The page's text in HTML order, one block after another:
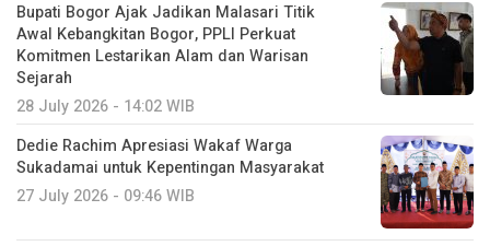
Bupati Bogor Ajak Jadikan Malasari Titik
Awal Kebangkitan Bogor, PPLI Perkuat
Komitmen Lestarikan Alam dan Warisan
Sejarah
28 July 2026 - 14:02 WIB
Dedie Rachim Apresiasi Wakaf Warga
Sukadamai untuk Kepentingan Masyarakat
27 July 2026 - 09:46 WIB